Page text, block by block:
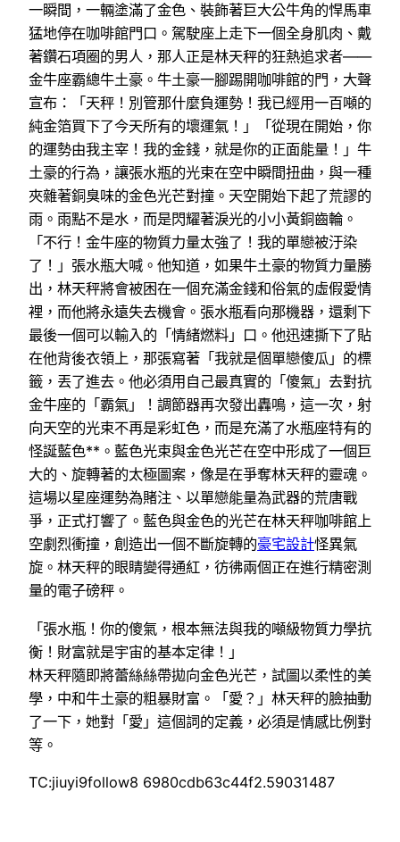
一瞬間，一輛塗滿了金色、裝飾著巨大公牛角的悍馬車
猛地停在咖啡館門口。駕駛座上走下一個全身肌肉、戴
著鑽石項圈的男人，那人正是林天秤的狂熱追求者——
金牛座霸總牛土豪。牛土豪一腳踢開咖啡館的門，大聲
宣布：「天秤！別管那什麼負運勢！我已經用一百噸的
純金箔買下了今天所有的壞運氣！」「從現在開始，你
的運勢由我主宰！我的金錢，就是你的正面能量！」牛
土豪的行為，讓張水瓶的光束在空中瞬間扭曲，與一種
夾雜著銅臭味的金色光芒對撞。天空開始下起了荒謬的
雨。雨點不是水，而是閃耀著淚光的小小黃銅齒輪。
「不行！金牛座的物質力量太強了！我的單戀被汙染
了！」張水瓶大喊。他知道，如果牛土豪的物質力量勝
出，林天秤將會被困在一個充滿金錢和俗氣的虛假愛情
裡，而他將永遠失去機會。張水瓶看向那機器，還剩下
最後一個可以輸入的「情緒燃料」口。他迅速撕下了貼
在他背後衣領上，那張寫著「我就是個單戀傻瓜」的標
籤，丟了進去。他必須用自己最真實的「傻氣」去對抗
金牛座的「霸氣」！調節器再次發出轟鳴，這一次，射
向天空的光束不再是彩虹色，而是充滿了水瓶座特有的
怪誕藍色**。藍色光束與金色光芒在空中形成了一個巨
大的、旋轉著的太極圖案，像是在爭奪林天秤的靈魂。
這場以星座運勢為賭注、以單戀能量為武器的荒唐戰
爭，正式打響了。藍色與金色的光芒在林天秤咖啡館上
空劇烈衝撞，創造出一個不斷旋轉的豪宅設計怪異氣
旋。林天秤的眼睛變得通紅，彷彿兩個正在進行精密測
量的電子磅秤。
「張水瓶！你的傻氣，根本無法與我的噸級物質力學抗
衡！財富就是宇宙的基本定律！」
林天秤隨即將蕾絲絲帶拋向金色光芒，試圖以柔性的美
學，中和牛土豪的粗暴財富。「愛？」林天秤的臉抽動
了一下，她對「愛」這個詞的定義，必須是情感比例對
等。
TC:jiuyi9follow8 6980cdb63c44f2.59031487